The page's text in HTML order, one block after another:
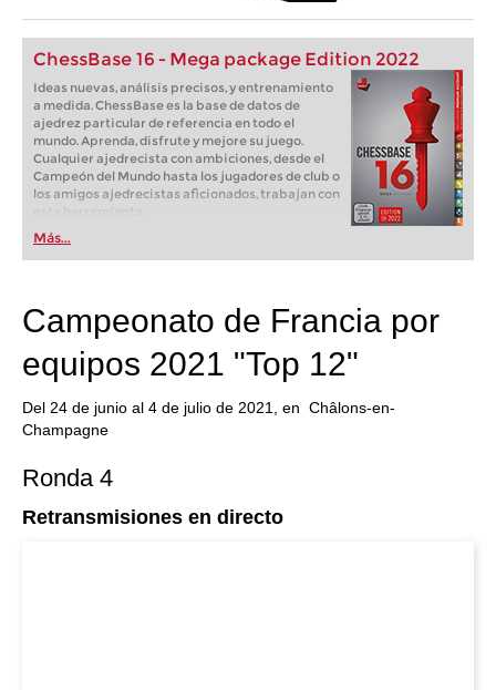
ChessBase 16 - Mega package Edition 2022
Ideas nuevas, análisis precisos, y entrenamiento
a medida. ChessBase es la base de datos de
ajedrez particular de referencia en todo el
mundo. Aprenda, disfrute y mejore su juego.
Cualquier ajedrecista con ambiciones, desde el
Campeón del Mundo hasta los jugadores de club o
los amigos ajedrecistas aficionados, trabajan con
Más...
Campeonato de Francia por
equipos 2021 "Top 12"
Del 24 de junio al 4 de julio de 2021, en Châlons-en-
Champagne
Ronda 4
Retransmisiones en directo